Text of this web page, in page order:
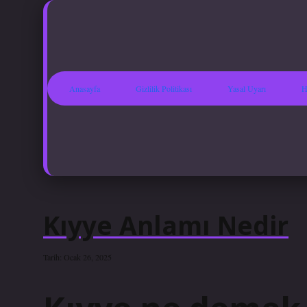
Anasayfa Gizlilik Politikası Yasal Uyarı
Kıyye Anlamı Nedir
Tarih: Ocak 26, 2025